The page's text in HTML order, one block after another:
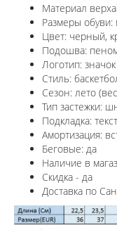
Материал
Размеры обуви:
Цвет: черный,
Подошва:
Логотип:
Стиль:
Сезон: лето
Тип застежки:
Подкладка:
Амортизация:
Беговые: да
Наличие в
Скидка - да
Доставка по